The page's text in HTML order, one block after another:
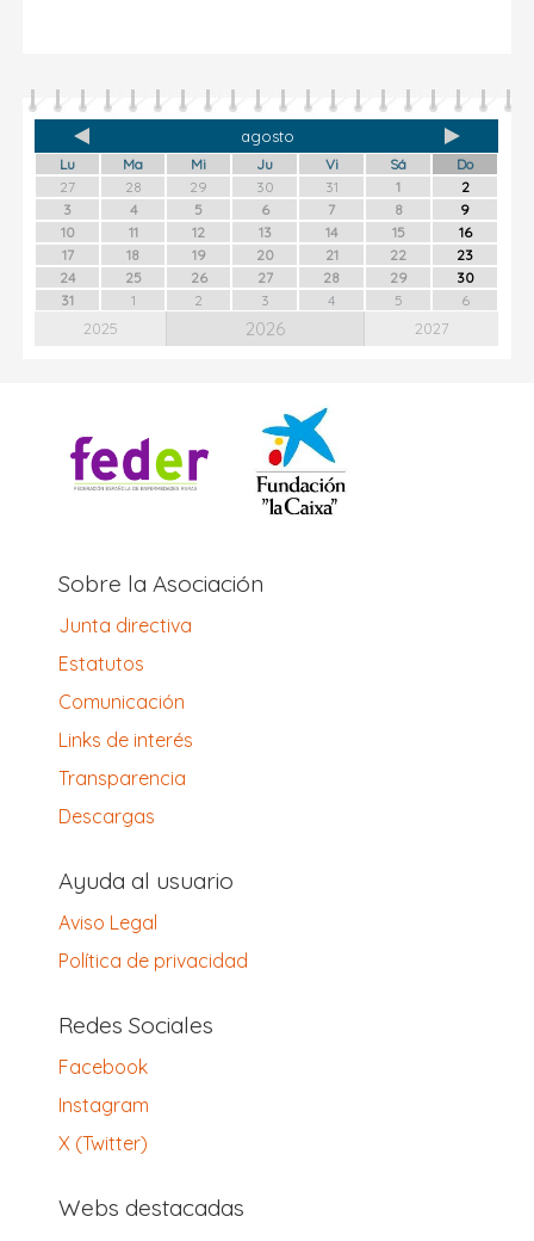
agosto
Lu Ma Mi Ju Vi Sá
Do
27
28 29 30 31 1
2
3
4 5 6 7 8
9
10
11 12 13 14 15
16
17
18 19 20 21 22
23
24
25 26 27 28 29
30
31
1 2 3 4 5 6
2025 2026 2027
Sobre la Asociación
Junta directiva
Estatutos
Comunicación
Links de interés
Transparencia
Descargas
Ayuda al usuario
Aviso Legal
Política de privacidad
Redes Sociales
Facebook
Instagram
X (Twitter)
Webs destacadas